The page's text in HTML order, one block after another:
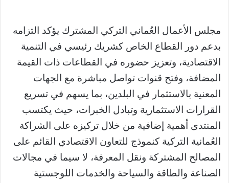
مجلس الأعمال العُماني التركي المشترك يؤكد التزامه
بدعم دور القطاع الخاص كشريك رئيسي في التنمية
الاقتصادية، وتعزيز حضوره في القطاعات ذات القيمة
المضافة، وفتح قنوات تواصل مباشرة مع الجهات
المعنية بالاستثمار في البلدين، بما يسهم في تسريع
القرارات الاستثمارية وتبادل الخبرات، حيث يكتسب
المنتدى أهمية إضافية من خلال تركيزه على الشراكة
العُمانية التركية كنموذج للتعاون الاقتصادي القائم على
المصالح المشتركة ونقل المعرفة، لا سيما في مجالات
الصناعة والطاقة والسياحة والخدمات اللوجستية